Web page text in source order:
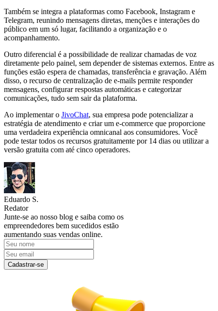
Também se integra a plataformas como Facebook, Instagram e
Telegram, reunindo mensagens diretas, menções e interações do
público em um só lugar, facilitando a organização e o
acompanhamento.
Outro diferencial é a possibilidade de realizar chamadas de voz
diretamente pelo painel, sem depender de sistemas externos. Entre as
funções estão espera de chamadas, transferência e gravação. Além
disso, o recurso de centralização de e-mails permite responder
mensagens, configurar respostas automáticas e categorizar
comunicações, tudo sem sair da plataforma.
Ao implementar o JivoChat, sua empresa pode potencializar a
estratégia de atendimento e criar um e-commerce que proporcione
uma verdadeira experiência omnicanal aos consumidores. Você
pode testar todos os recursos gratuitamente por 14 dias ou utilizar a
versão gratuita com até cinco operadores.
Eduardo S.
Redator
Junte-se ao nosso blog e saiba como os
empreendedores bem sucedidos estão
aumentando suas vendas online.
Cadastrar-se